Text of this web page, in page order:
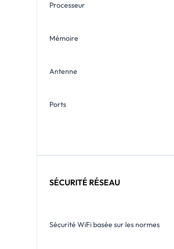
Processeur
Mémoire
Antenne
Ports
SÉCURITÉ RÉSEAU
Sécurité WiFi basée sur les normes